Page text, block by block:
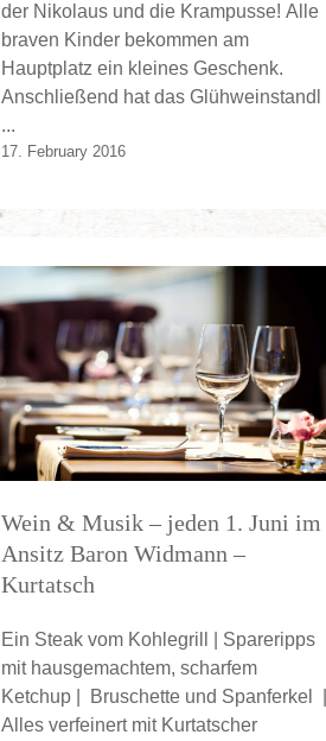
der Nikolaus und die Krampusse! Alle
braven Kinder bekommen am
Hauptplatz ein kleines Geschenk.
Anschließend hat das Glühweinstandl
...
17. February 2016
Wein & Musik – jeden 1. Juni im
Ansitz Baron Widmann –
Kurtatsch
Ein Steak vom Kohlegrill | Spareripps
mit hausgemachtem, scharfem
Ketchup | Bruschette und Spanferkel |
Alles verfeinert mit Kurtatscher